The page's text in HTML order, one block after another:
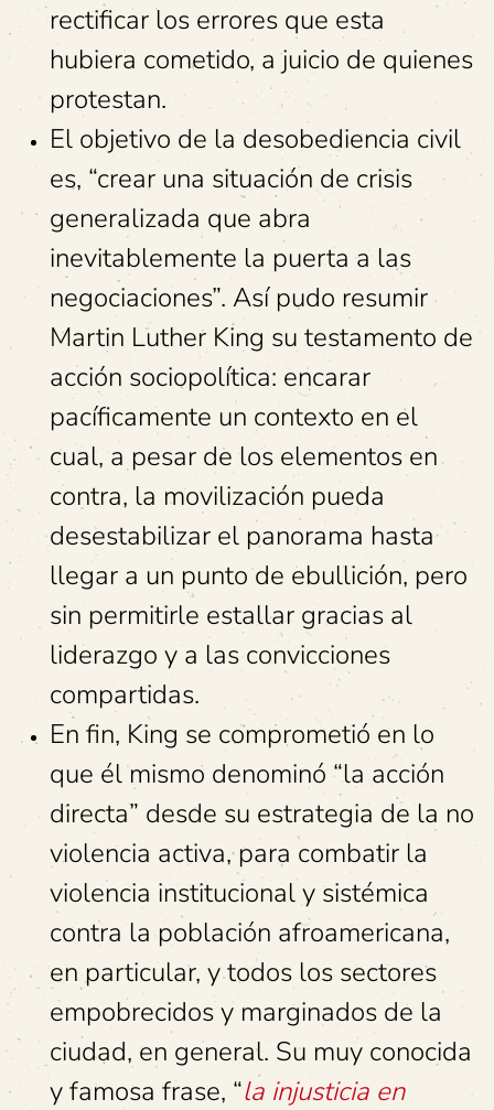
rectificar los errores que esta
hubiera cometido, a juicio de quienes
protestan.
El objetivo de la desobediencia civil
es, “crear una situación de crisis
generalizada que abra
inevitablemente la puerta a las
negociaciones”. Así pudo resumir
Martin Luther King su testamento de
acción sociopolítica: encarar
pacíficamente un contexto en el
cual, a pesar de los elementos en
contra, la movilización pueda
desestabilizar el panorama hasta
llegar a un punto de ebullición, pero
sin permitirle estallar gracias al
liderazgo y a las convicciones
compartidas.
En fin, King se comprometió en lo
que él mismo denominó “la acción
directa” desde su estrategia de la no
violencia activa, para combatir la
violencia institucional y sistémica
contra la población afroamericana,
en particular, y todos los sectores
empobrecidos y marginados de la
ciudad, en general. Su muy conocida
y famosa frase, “la injusticia en